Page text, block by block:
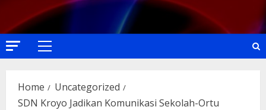
Primary
Home
Uncategorized
SDN Kroyo Jadikan Komunikasi Sekolah-Ortu